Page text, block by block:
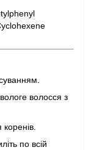
волосся з
по всій